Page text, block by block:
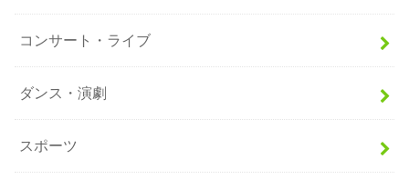
コンサート・ライブ
ダンス・演劇
スポーツ